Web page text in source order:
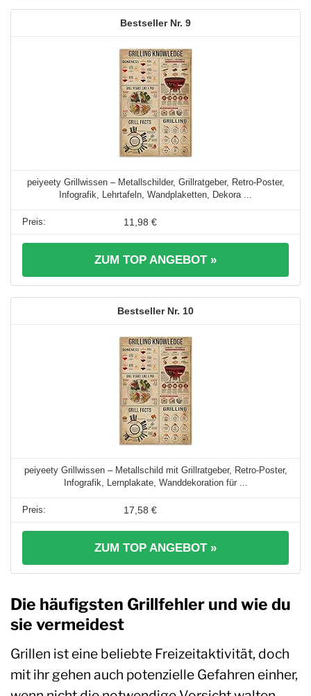
9
peiyeety Grillwissen – Metallschilder, Grillratgeber, Retro-Poster,
Infografik, Lehrtafeln, Wandplaketten, Dekora ...
11,98 €
ZUM TOP ANGEBOT »
10
peiyeety Grillwissen – Metallschild mit Grillratgeber, Retro-Poster,
Infografik, Lernplakate, Wanddekoration für ...
17,58 €
ZUM TOP ANGEBOT »
Die häufigsten Grillfehler und wie du
sie vermeidest
Grillen ist eine beliebte Freizeitaktivität, doch
mit ihr gehen auch potenzielle Gefahren einher,